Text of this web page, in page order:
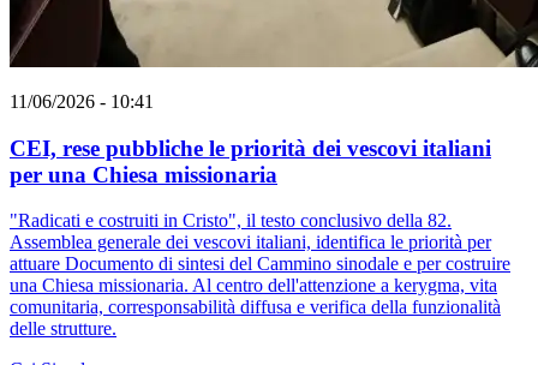
11/06/2026 - 10:41
CEI, rese pubbliche le priorità dei vescovi italiani
per una Chiesa missionaria
"Radicati e costruiti in Cristo", il testo conclusivo della 82.
Assemblea generale dei vescovi italiani, identifica le priorità per
attuare Documento di sintesi del Cammino sinodale e per costruire
una Chiesa missionaria. Al centro dell'attenzione a kerygma, vita
comunitaria, corresponsabilità diffusa e verifica della funzionalità
delle strutture.